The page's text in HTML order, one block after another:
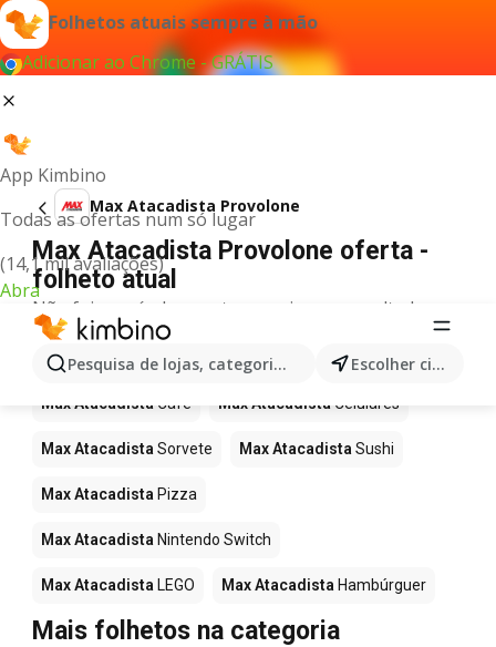
Folhetos atuais sempre à mão
Adicionar ao Chrome - GRÁTIS
App Kimbino
Todas as ofertas num só lugar
(14,1 mil avaliações)
Abra
Pesquisa de lojas, categorias,produtos... Escolher cidade
Max Atacadista Provolone
Max Atacadista Provolone oferta -
folheto atual
Não foi possível encontrar quaisquer resultados
para este termo.
Mais produtos em Max Atacadista
Max Atacadista Café Max Atacadista Celulares
Max Atacadista Sorvete Max Atacadista Sushi
Max Atacadista Pizza
Max Atacadista Nintendo Switch
Max Atacadista LEGO Max Atacadista Hambúrguer
Mais folhetos na categoria